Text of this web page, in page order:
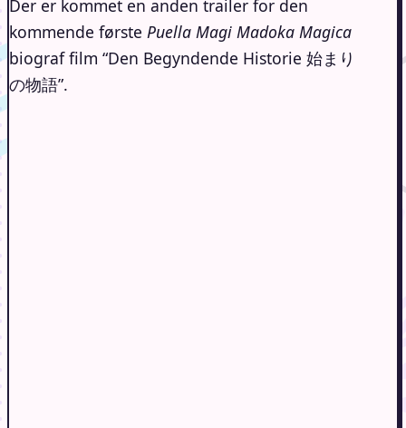
Der er kommet en anden trailer for den
kommende første Puella Magi Madoka Magica
biograf film “Den Begyndende Historie 始まり
の物語”.